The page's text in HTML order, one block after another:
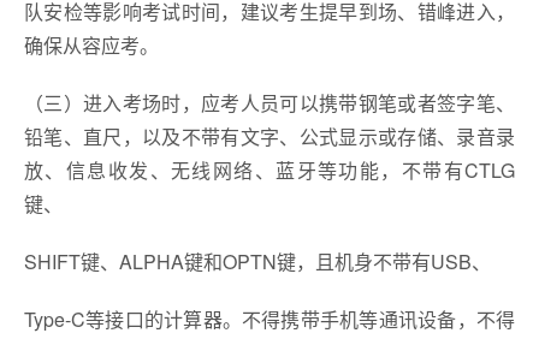
队安检等影响考试时间，建议考生提早到场、错峰进入，
确保从容应考。
（三）进入考场时，应考人员可以携带钢笔或者签字笔、
铅笔、直尺，以及不带有文字、公式显示或存储、录音录
放、信息收发、无线网络、蓝牙等功能，不带有CTLG
键、
SHIFT键、ALPHA键和OPTN键，且机身不带有USB、
Type-C等接口的计算器。不得携带手机等通讯设备，不得